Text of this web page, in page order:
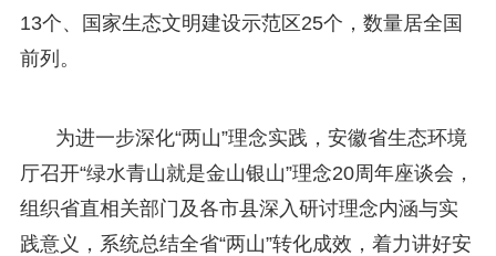
13个、国家生态文明建设示范区25个，数量居全国
前列。
为进一步深化“两山”理念实践，安徽省生态环境
厅召开“绿水青山就是金山银山”理念20周年座谈会，
组织省直相关部门及各市县深入研讨理念内涵与实
践意义，系统总结全省“两山”转化成效，着力讲好安